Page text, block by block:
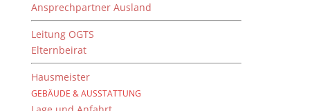
Ansprechpartner Ausland
Leitung OGTS
Elternbeirat
Hausmeister
GEBÄUDE & AUSSTATTUNG
Herzlich Willkommen am
DG!
vonDientzenhofer-Gymnasium|7. Oktober 2017